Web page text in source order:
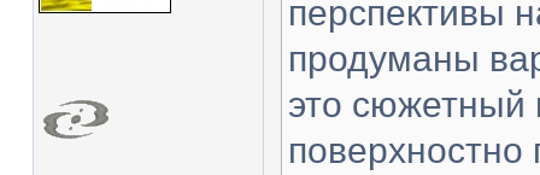
перспективы
продуманы
это сюжетный